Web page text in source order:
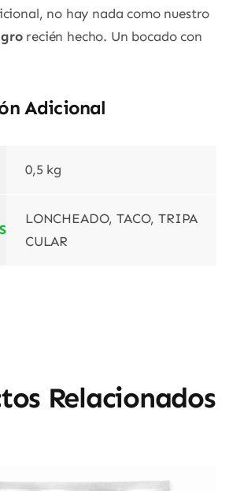
no hay nada como nuestro
recién hecho. Un bocado con
Adicional
0,5 kg
LONCHEADO, TACO, TRIPA
CULAR
Relacionados